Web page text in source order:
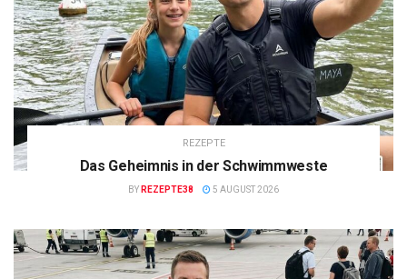
REZEPTE
Das Geheimnis in der Schwimmweste
BY REZEPTE38 5 AUGUST 2026